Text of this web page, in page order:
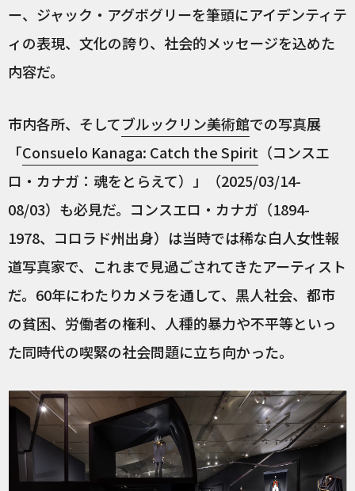
ー、ジャック・アグボグリーを筆頭にアイデンティテ
ィの表現、文化の誇り、社会的メッセージを込めた
内容だ。
市内各所、そしてブルックリン美術館での写真展
「Consuelo Kanaga: Catch the Spirit （コンスエ
ロ・カナガ：魂をとらえて）」（2025/03/14-
08/03）も必見だ。コンスエロ・カナガ（1894-
1978、コロラド州出身）は当時では稀な白人女性報
道写真家で、これまで見過ごされてきたアーティスト
だ。60年にわたりカメラを通して、黒人社会、都市
の貧困、労働者の権利、人種的暴力や不平等といっ
た同時代の喫緊の社会問題に立ち向かった。